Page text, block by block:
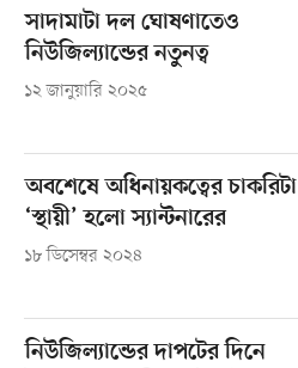
সাদামাটা দল ঘোষণাতেও
নিউজিল্যান্ডের নতুনত্ব
১২ জানুয়ারি ২০২৫
অবশেষে অধিনায়কত্বের চাকরিটা
‘স্থায়ী’ হলো স্যান্টনারের
১৮ ডিসেম্বর ২০২৪
নিউজিল্যান্ডের দাপটের দিনে